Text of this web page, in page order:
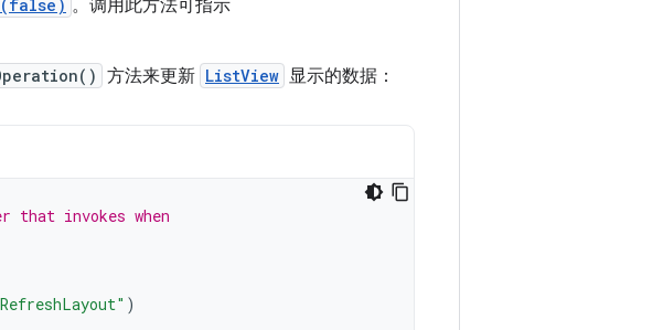
。调用此方法可指示
方法来更新 ListView 显示的数据：
that invokes when
)